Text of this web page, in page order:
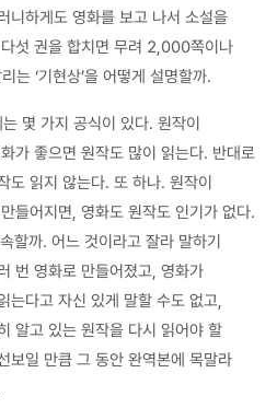
니하게도 영화를 보고 나서 소설을
섯 권을 합치면 무려 2,000쪽이나
는 ‘기현상’을 어떻게 설명할까.
몇 가지 공식이 있다. 원작이
가 좋으면 원작도 많이 읽는다. 반대로
도 읽지 않는다. 또 하나. 원작이
들어지면, 영화도 원작도 인기가 없다.
할까. 어느 것이라고 잘라 말하기
번 영화로 만들어졌고, 영화가
는다고 자신 있게 말할 수도 없고,
알고 있는 원작을 다시 읽어야 할
보일 만큼 그 동안 완역본에 목말라